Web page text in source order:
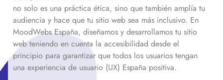
no solo es una práctica ética, sino que también amplía tu
audiencia y hace que tu sitio web sea más inclusivo. En
MoodWebs España, diseñamos y desarrollamos tu sitio
web teniendo en cuenta la accesibilidad desde el
principio para garantizar que todos los usuarios tengan
una experiencia de usuario (UX) España positiva.